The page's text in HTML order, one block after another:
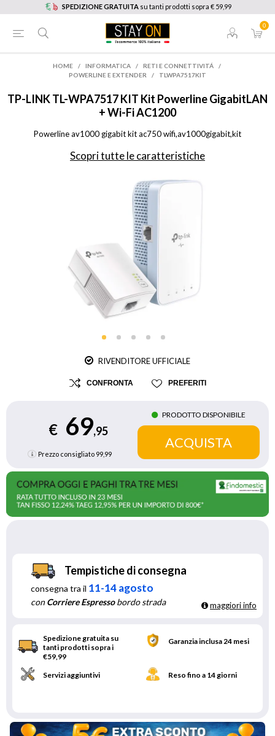
SPEDIZIONE GRATUITA su tanti prodotti sopra € 59,99
0
HOME / INFORMATICA / RETI E CONNETTIVITÁ
/
POWERLINE E EXTENDER
/ TLWPA7517KIT
TP-LINKTL-WPA7517 KIT Kit Powerline GigabitLAN
+ Wi-Fi AC1200
Powerline av1000 gigabit kit ac750 wifi,av1000gigabit,kit
Scopri tutte le caratteristiche
RIVENDITORE UFFICIALE
CONFRONTA PREFERITI
€ 69,95
Prezzo consigliato 99,99
PRODOTTO DISPONIBILE
Tempistiche di consegna
consegna tra il 11-14 agosto
conCorriere Espressobordo strada maggiori info
Spedizione gratuita su
tanti prodotti sopra i
€59,99
Garanzia inclusa 24 mesi
Servizi aggiuntivi Reso fino a 14 giorni